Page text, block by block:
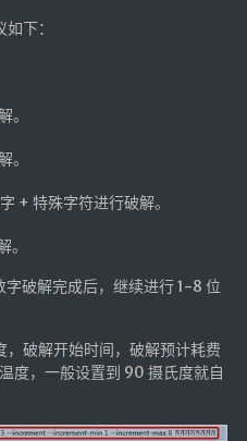
下：
。
。
+ 特殊字符进行破解。
破解完成后，继续进行 1-8 位
破解开始时间，破解预计耗费
度，一般设置到 90 摄氏度就自